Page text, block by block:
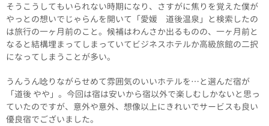
そうこうしてもいられない時期になり、さすがに焦りを覚えた僕が
やっとの想いでじゃらんを開いて「愛媛 道後温泉」と検索したの
は旅行の一ヶ月前のこと。候補はわんさか出るものの、一ヶ月前と
なると結構埋まってしまっていてビジネスホテルか高級旅館の二択
になってしまうことが多い。
うんうん唸りながらせめて雰囲気のいいホテルを…と選んだ宿が
「道後 やや」。今回は宿は安いから宿以外で楽しむしかないと思っ
ていたのですが、意外や意外、想像以上にきれいでサービスも良い
優良宿でございました。